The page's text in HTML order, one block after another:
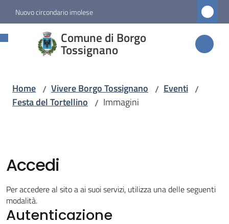
Vai al contenuto
Vai alla navigazione
Vai al footer
Nuovo circondario imolese
Comune di Borgo
Tossignano
Comune di
Borgo
Servizi
Vivere
Borgo
Home / Vivere Borgo Tossignano / Eventi /
Festa del Tortellino / Immagini
Accedi
Per accedere al sito a ai suoi servizi, utilizza una delle seguenti
modalità.
Autenticazione